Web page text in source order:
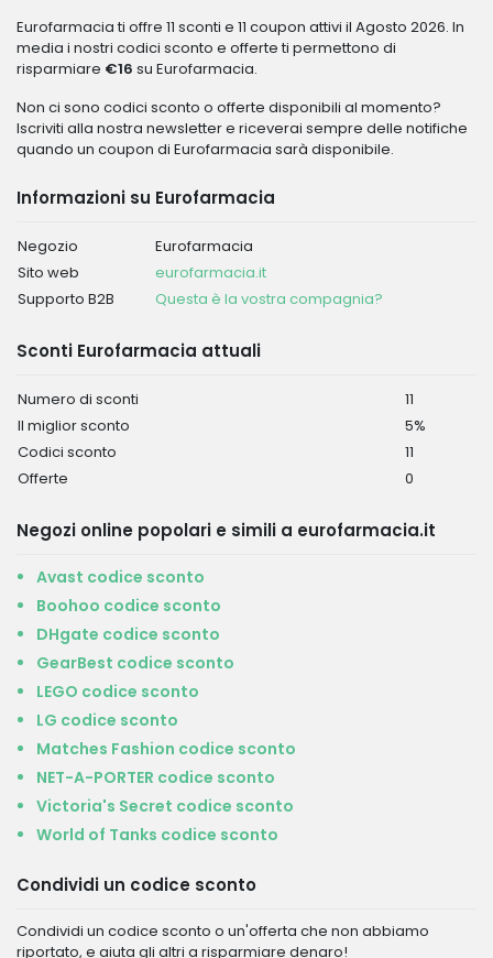
Eurofarmacia ti offre 11 sconti e 11 coupon attivi il Agosto 2026. In
media i nostri codici sconto e offerte ti permettono di
risparmiare €16 su Eurofarmacia.
Non ci sono codici sconto o offerte disponibili al momento?
Iscriviti alla nostra newsletter e riceverai sempre delle notifiche
quando un coupon di Eurofarmacia sarà disponibile.
Informazioni su Eurofarmacia
Negozio
Eurofarmacia
Sito web
eurofarmacia.it
Supporto B2B
Questa è la vostra compagnia?
Sconti Eurofarmacia attuali
Numero di sconti
11
Il miglior sconto
5%
Codici sconto
11
Offerte
0
Negozi online popolari e simili a eurofarmacia.it
Avast codice sconto
Boohoo codice sconto
DHgate codice sconto
GearBest codice sconto
LEGO codice sconto
LG codice sconto
Matches Fashion codice sconto
NET-A-PORTER codice sconto
Victoria's Secret codice sconto
World of Tanks codice sconto
Condividi un codice sconto
Condividi un codice sconto o un'offerta che non abbiamo
riportato, e aiuta gli altri a risparmiare denaro!